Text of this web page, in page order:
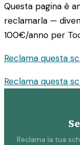
Questa pagina è
reclamarla —
100€/anno per
Reclama questa
Reclama questa
Reclama la tua